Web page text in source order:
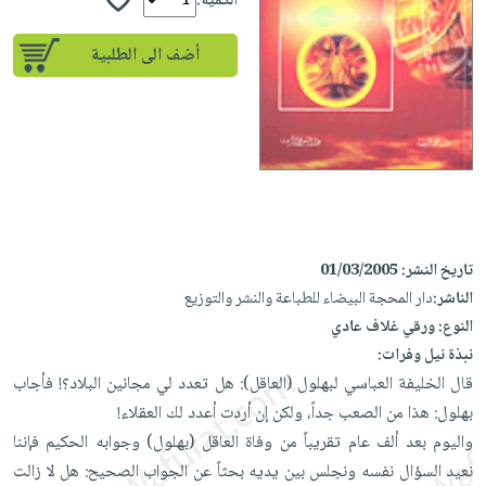
Ai
إختيارات
كتب
صندوق
القراءة
بلا
حدود
أسئلة
طرحها
Android
تحميل
iKitab
على
Apple
أسئلة
يتكرر
طرحها
تحميل
masmu3
على
masmu3
على
Apple
المواضيع
الأكثر
مبيعاً
وسائل
تعليمية
تعليمية
الصحة
والعناية
الشخصية
جديد
العناية
الشخصية
العناية
وتصفيف
الشعر
العناية
بالجسم
والسفرة
جديد
الكل
أواني
الطهي
أدوات
متجر
الهدايا
أقسام
أضف الى الطلبية
تاريخ النشر:01/03/2005
الناشر:دار المحجة البيضاء للطباعة والنشر والتوزيع
النوع:ورقي غلاف عادي
نبذة نيل وفرات:
قال الخليفة العباسي لبهلول (العاقل): هل تعدد لي مجانين البلاد؟! فأجاب
بهلول: هذا من الصعب جداً، ولكن إن أردت أعدد لك العقلاء!
واليوم بعد ألف عام تقريباً من وفاة العاقل (بهلول) وجوابه الحكيم فإننا
نعيد السؤال نفسه ونجلس بين يديه بحثاً عن الجواب الصحيح: هل لا زالت